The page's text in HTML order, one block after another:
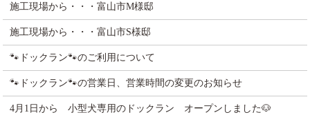
施工現場から・・・富山市M様邸
施工現場から・・・富山市S様邸
🐾ドックラン🐾のご利用について
🐾ドックラン🐾の営業日、営業時間の変更のお知らせ
4月1日から 小型犬専用のドックラン オープンしました🐶